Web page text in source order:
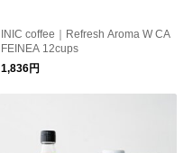
INIC coffee｜Refresh Aroma W CA
FEINEA 12cups
1,836円